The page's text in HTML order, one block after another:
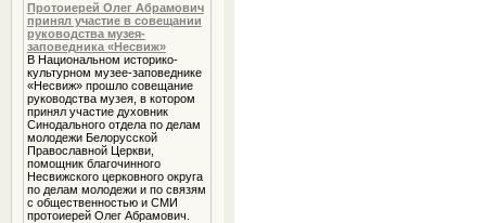
Протоиерей Олег Абрамович
принял участие в совещании
руководства музея-
заповедника «Несвиж»
В Национальном историко-
культурном музее-заповеднике
«Несвиж» прошло совещание
руководства музея, в котором
принял участие духовник
Cинодального отдела по делам
молодежи Белорусской
Православной Церкви,
помощник благочинного
Несвижского церковного округа
по делам молодежи и по связям
с общественностью и СМИ
протоиерей Олег Абрамович.